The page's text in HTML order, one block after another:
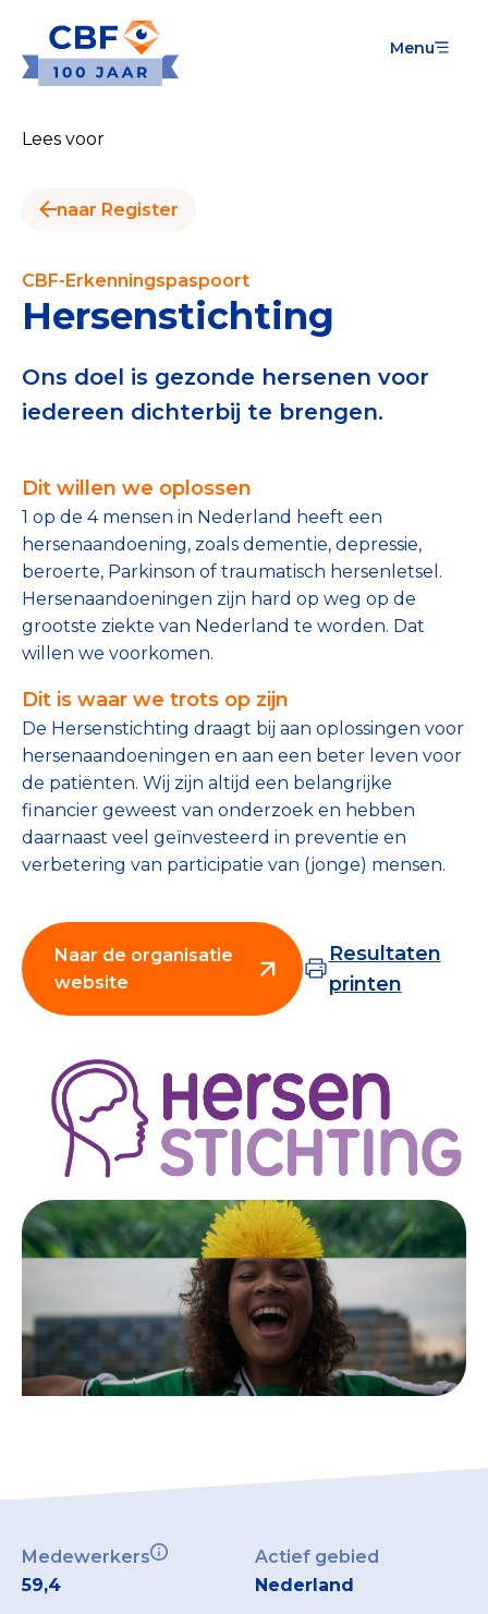
Menu
Goede Doelen
CBF-Erkenning aanvragen
Publiek
Veilig geven met het CBF-keurmerk
Check het CBF-keurmerk van een goed doel
Tips bij doneren: zo geef je veilig
Data & Onderzoek
Betrouwbare data over goede doelen
CBF-publicaties
State of the Sector
Het Nederlandse Donateurspanel
Contact & Signalen
Collecterooster/wervingrooster
Nieuws
Over het CBF
Veelgestelde vragen
Register Erkende Donatieplatformen
Lees voor
naar Register
CBF-Erkenningspaspoort
Hersenstichting
Ons doel is gezonde hersenen voor
iedereen dichterbij te brengen.
Dit willen we oplossen
1 op de 4 mensen in Nederland heeft een
hersenaandoening, zoals dementie, depressie,
beroerte, Parkinson of traumatisch hersenletsel.
Hersenaandoeningen zijn hard op weg op de
grootste ziekte van Nederland te worden. Dat
willen we voorkomen.
Dit is waar we trots op zijn
De Hersenstichting draagt bij aan oplossingen voor
hersenaandoeningen en aan een beter leven voor
de patiënten. Wij zijn altijd een belangrijke
financier geweest van onderzoek en hebben
daarnaast veel geïnvesteerd in preventie en
verbetering van participatie van (jonge) mensen.
Naar de organisatie
website
Resultaten
printen
Medewerkers
59,4
Actief gebied
Nederland